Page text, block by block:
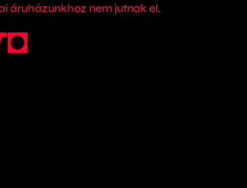
áruházunkhoz nem jutnak el.